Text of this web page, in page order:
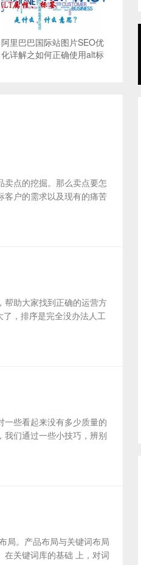
阿里巴巴国际站图片SEO优
化详解之如何正确使用alt标
卖点的挖掘。那么卖点要怎
客户的需求以及现有的痛苦
帮助大家找到正确的运营方
，排序是完全没办法人工
一些看起来没有多少质量的
我们通过一些小技巧，辨别
局。产品布局与关键词布局
在关键词库的基础 上，对词